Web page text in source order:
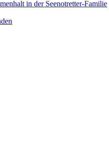
in der Seenotretter-Familie